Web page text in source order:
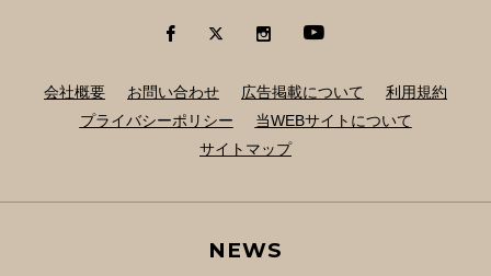
会社概要 お問い合わせ 広告掲載について
利用規約
プライバシーポリシー
当WEBサイトについて
サイトマップ
NEWS